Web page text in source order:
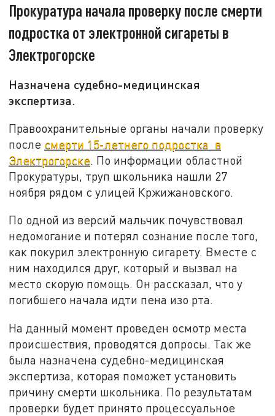
Прокуратура начала проверку после смерти
подростка от электронной сигареты в
Электрогорске
Назначена судебно-медицинская
экспертиза.
Правоохранительные органы начали проверку
после смерти 15-летнего подростка в
Электрогорске. По информации областной
Прокуратуры, труп школьника нашли 27
ноября рядом с улицей Кржижановского.
По одной из версий мальчик почувствовал
недомогание и потерял сознание после того,
как покурил электронную сигарету. Вместе с
ним находился друг, который и вызвал на
место скорую помощь. Он рассказал, что у
погибшего начала идти пена изо рта.
На данный момент проведен осмотр места
происшествия, проводятся допросы. Так же
была назначена судебно-медицинская
экспертиза, которая поможет установить
причину смерти школьника. По результатам
проверки будет принято процессуальное